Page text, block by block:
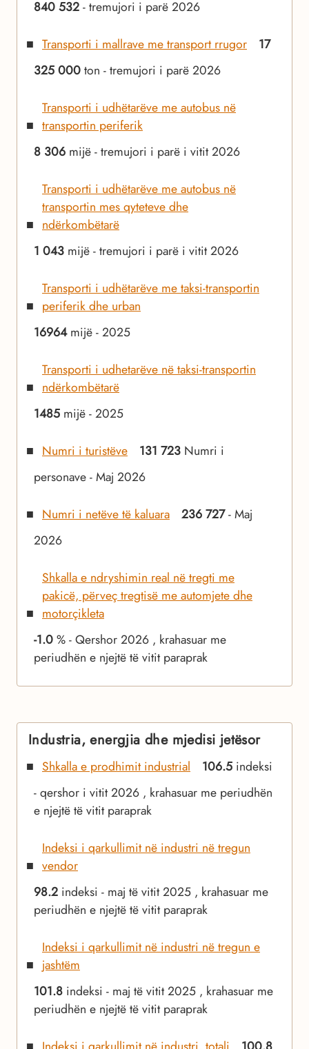
840 532- tremujori i parë 2026
Transporti i mallrave me transport rrugor
17
325 000ton - tremujori i parë 2026
Transporti i udhëtarëve me autobus në
transportin periferik
8 306 mijë - tremujori i parë i vitit 2026
Transporti i udhëtarëve me autobus në
transportin mes qyteteve dhe
ndërkombëtarë
1 043 mijë - tremujori i parë i vitit 2026
Transporti i udhëtarëve me taksi-transportin
periferik dhe urban
16964mijë - 2025
Transporti i udhetarëve në taksi-transportin
ndërkombëtarë
1485 mijë - 2025
Numri i turistëve 131 723 Numri i
personave - Maj 2026
Numri i netëve të kaluara 236 727- Maj
2026
Shkalla e ndryshimin real në tregti me
pakicë, përveç tregtisë me automjete dhe
motorçikleta
-1.0% - Qershor 2026 , krahasuar me
periudhën e njejtë të vitit paraprak
Industria, energjia dhe mjedisi jetësor
Shkalla e prodhimit industrial 106.5 indeksi
- qershor i vitit 2026 , krahasuar me periudhën
e njejtë të vitit paraprak
Indeksi i qarkullimit në industri në tregun
vendor
98.2 indeksi - maj të vitit 2025 , krahasuar me
periudhën e njejtë të vitit paraprak
Indeksi i qarkullimit në industri në tregun e
jashtëm
101.8 indeksi - maj të vitit 2025 , krahasuar me
periudhën e njejtë të vitit paraprak